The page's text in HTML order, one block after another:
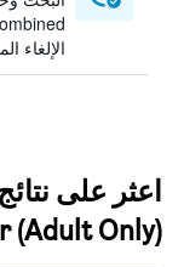
الإلغاء
(Adult Only)